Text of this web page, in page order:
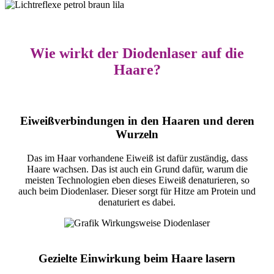
Wie wirkt der Diodenlaser auf die
Haare?
Eiweißverbindungen in den Haaren und deren
Wurzeln
Das im Haar vorhandene Eiweiß ist dafür zuständig, dass
Haare wachsen. Das ist auch ein Grund dafür, warum die
meisten Technologien eben dieses Eiweiß denaturieren, so
auch beim Diodenlaser. Dieser sorgt für Hitze am Protein und
denaturiert es dabei.
Gezielte Einwirkung beim Haare lasern